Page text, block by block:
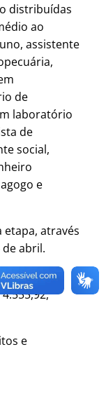
distribuídas
ao
assistente
de
laboratório
de
social,
e
etapa, através
abril.
e